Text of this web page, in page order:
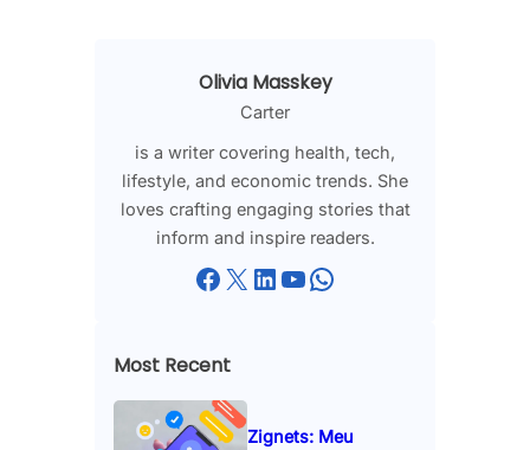
Olivia Masskey
Carter
is a writer covering health, tech,
lifestyle, and economic trends. She
loves crafting engaging stories that
inform and inspire readers.
Facebook X LinkedIn YouTube WhatsApp
Most Recent
Zignets: Meu